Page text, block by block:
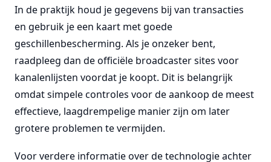
In de praktijk houd je gegevens bij van transacties
en gebruik je een kaart met goede
geschillenbescherming. Als je onzeker bent,
raadpleeg dan de officiële broadcaster sites voor
kanalenlijsten voordat je koopt. Dit is belangrijk
omdat simpele controles voor de aankoop de meest
effectieve, laagdrempelige manier zijn om later
grotere problemen te vermijden.
Voor verdere informatie over de technologie achter